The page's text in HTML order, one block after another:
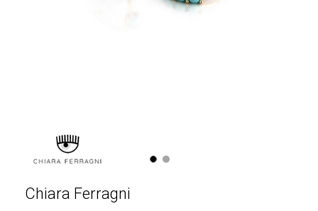
1 2
Chiara Ferragni